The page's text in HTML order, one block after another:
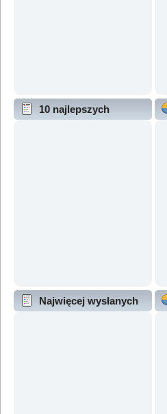
10 najlepszych
Najwięcej wysłanych